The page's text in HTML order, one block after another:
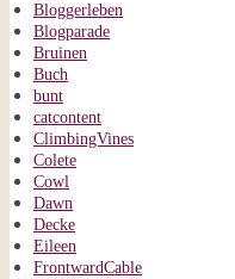
Bloggerleben
Blogparade
Bruinen
Buch
bunt
catcontent
ClimbingVines
Colete
Cowl
Dawn
Decke
Eileen
FrontwardCable